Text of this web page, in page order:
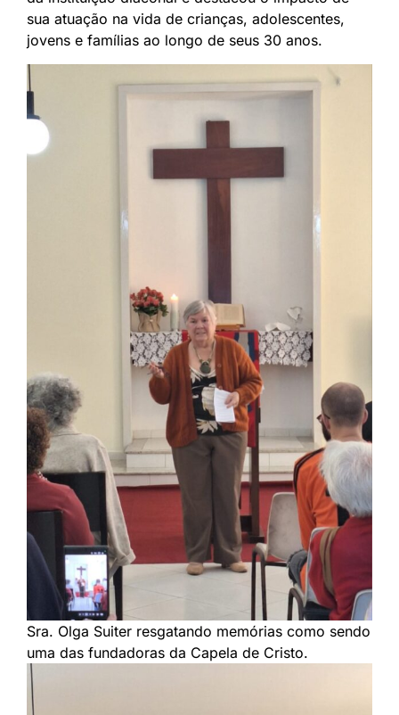
sua atuação na vida de crianças, adolescentes,
jovens e famílias ao longo de seus 30 anos.
Sra. Olga Suiter resgatando memórias como sendo
uma das fundadoras da Capela de Cristo.